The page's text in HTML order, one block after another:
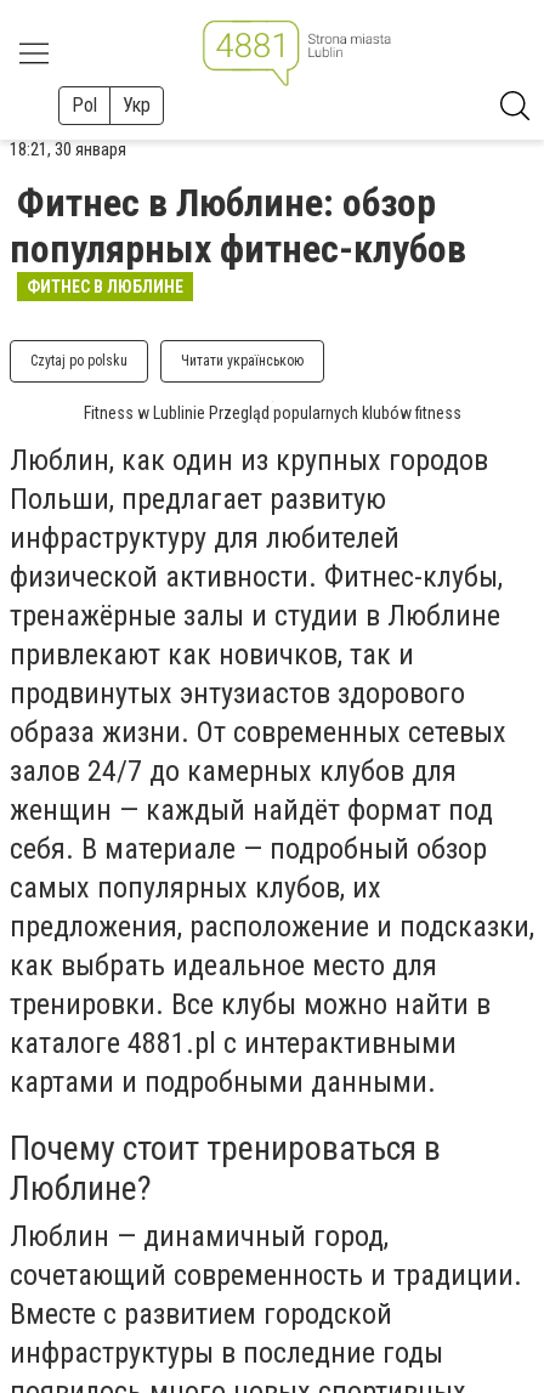
Pol Укр
18:21, 30 января
Фитнес в Люблине: обзор
популярных фитнес-клубов
ФИТНЕС В ЛЮБЛИНЕ
Czytaj po polsku Читати українською
Fitness w Lublinie Przegląd popularnych klubów fitness
Люблин, как один из крупных городов
Польши, предлагает развитую
инфраструктуру для любителей
физической активности. Фитнес-клубы,
тренажёрные залы и студии в Люблине
привлекают как новичков, так и
продвинутых энтузиастов здорового
образа жизни. От современных сетевых
залов 24/7 до камерных клубов для
женщин — каждый найдёт формат под
себя. В материале — подробный обзор
самых популярных клубов, их
предложения, расположение и подсказки,
как выбрать идеальное место для
тренировки. Все клубы можно найти в
каталоге 4881.pl с интерактивными
картами и подробными данными.
Почему стоит тренироваться в
Люблине?
Люблин — динамичный город,
сочетающий современность и традиции.
Вместе с развитием городской
инфраструктуры в последние годы